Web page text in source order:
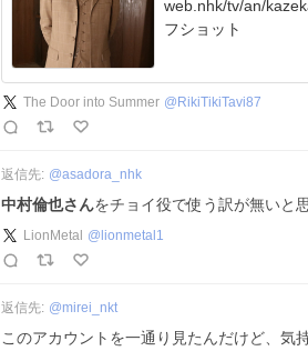
web.nhk/tv/an/kazekaor… #朝ドラ #風薫
フショット
The Door into Summer @ RikiTikiTavi87
返信先: @asadora_nhk
中村倫也さんをチョイ役で使う訳が無いと
LionMetal @ lionmetal1
返信先: @mirei_nkt
このアカウントを一通り見たんだけど、気